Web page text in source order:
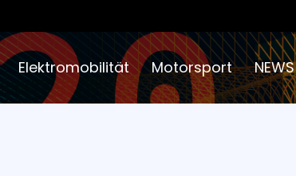
Elektromobilität Motorsport NEWS